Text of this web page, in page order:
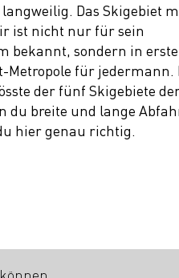
Das Skigebiet
ist nicht nur für sein
bekannt, sondern in
Metropole für jedermann.
der fünf Skigebiete
du breite und lange
hier genau richtig.